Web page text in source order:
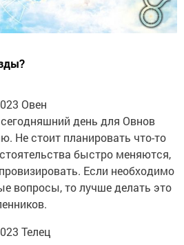
Овен
день для Овнов
Не стоит планировать что-то
быстро меняются,
Если необходимо
вопросы, то лучше делать это
Телец